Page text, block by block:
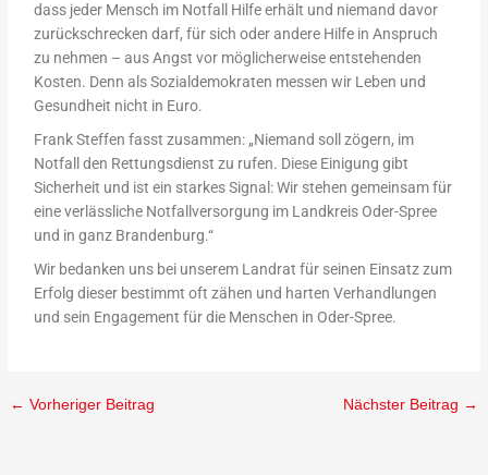
dass jeder Mensch im Notfall Hilfe erhält und niemand davor
zurückschrecken darf, für sich oder andere Hilfe in Anspruch
zu nehmen – aus Angst vor möglicherweise entstehenden
Kosten. Denn als Sozialdemokraten messen wir Leben und
Gesundheit nicht in Euro.
Frank Steffen fasst zusammen: „Niemand soll zögern, im
Notfall den Rettungsdienst zu rufen. Diese Einigung gibt
Sicherheit und ist ein starkes Signal: Wir stehen gemeinsam für
eine verlässliche Notfallversorgung im Landkreis Oder-Spree
und in ganz Brandenburg.“
Wir bedanken uns bei unserem Landrat für seinen Einsatz zum
Erfolg dieser bestimmt oft zähen und harten Verhandlungen
und sein Engagement für die Menschen in Oder-Spree.
← Vorheriger Beitrag Nächster Beitrag →